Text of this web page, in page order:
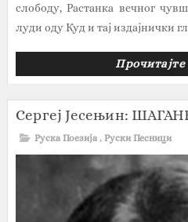
слободу, Растанка вечног
луди оду Куд и тај издајнички
Сергеј Јесењин:
Руска Поезија , Руски Песници